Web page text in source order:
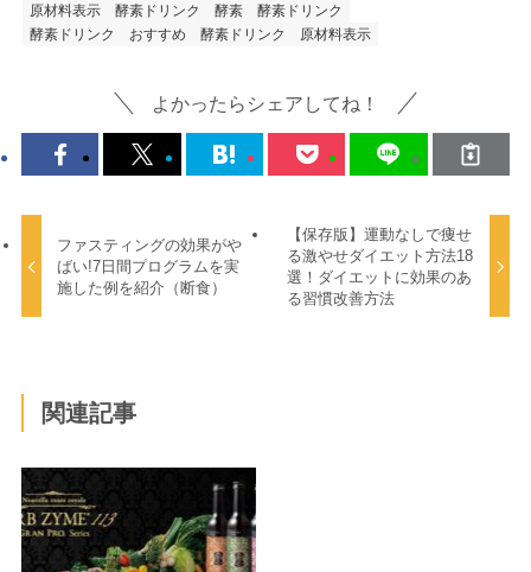
原材料表示 酵素ドリンク
酵素
酵素ドリンク
酵素ドリンク おすすめ
酵素ドリンク 原材料表示
よかったらシェアしてね！
ファスティングの効果がや
ばい!7日間プログラムを実
施した例を紹介（断食）
【保存版】運動なしで痩せ
る激やせダイエット方法18
選！ダイエットに効果のあ
る習慣改善方法
関連記事